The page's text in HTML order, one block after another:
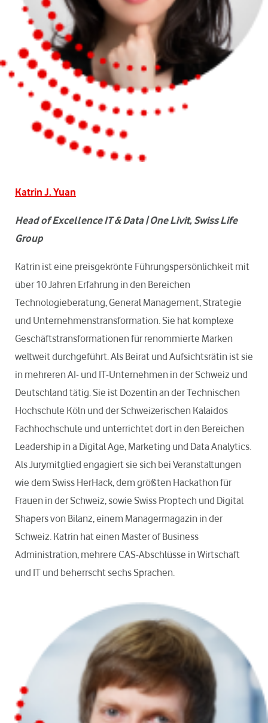
Katrin J. Yuan
Head of Excellence IT & Data | One Livit, Swiss Life
Group
Katrin ist eine preisgekrönte Führungspersönlichkeit mit
über 10 Jahren Erfahrung in den Bereichen
Technologieberatung, General Management, Strategie
und Unternehmenstransformation. Sie hat komplexe
Geschäftstransformationen für renommierte Marken
weltweit durchgeführt. Als Beirat und Aufsichtsrätin ist sie
in mehreren AI- und IT-Unternehmen in der Schweiz und
Deutschland tätig. Sie ist Dozentin an der Technischen
Hochschule Köln und der Schweizerischen Kalaidos
Fachhochschule und unterrichtet dort in den Bereichen
Leadership in a Digital Age, Marketing und Data Analytics.
Als Jurymitglied engagiert sie sich bei Veranstaltungen
wie dem Swiss HerHack, dem größten Hackathon für
Frauen in der Schweiz, sowie Swiss Proptech und Digital
Shapers von Bilanz, einem Managermagazin in der
Schweiz. Katrin hat einen Master of Business
Administration, mehrere CAS-Abschlüsse in Wirtschaft
und IT und beherrscht sechs Sprachen.